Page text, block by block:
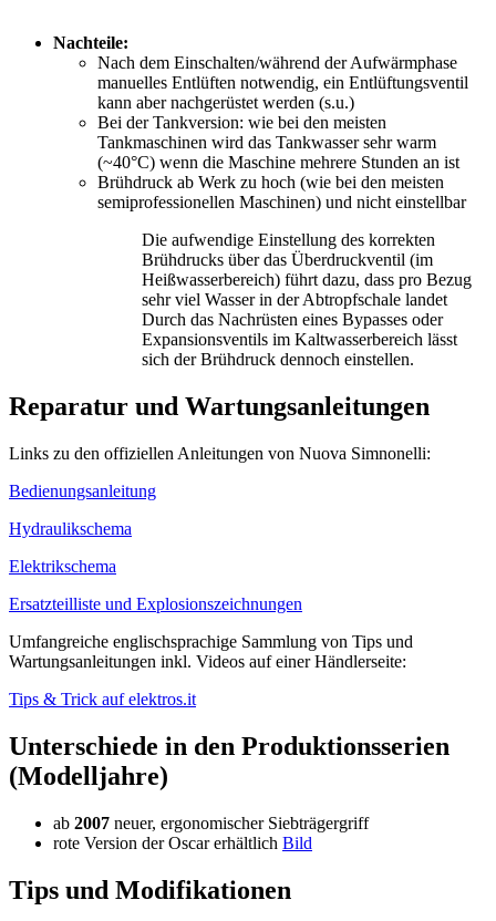
Nachteile:
Nach dem Einschalten/während der Aufwärmphase
manuelles Entlüften notwendig, ein Entlüftungsventil
kann aber nachgerüstet werden (s.u.)
Bei der Tankversion: wie bei den meisten
Tankmaschinen wird das Tankwasser sehr warm
(~40°C) wenn die Maschine mehrere Stunden an ist
Brühdruck ab Werk zu hoch (wie bei den meisten
semiprofessionellen Maschinen) und nicht einstellbar
Die aufwendige Einstellung des korrekten
Brühdrucks über das Überdruckventil (im
Heißwasserbereich) führt dazu, dass pro Bezug
sehr viel Wasser in der Abtropfschale landet
Durch das Nachrüsten eines Bypasses oder
Expansionsventils im Kaltwasserbereich lässt
sich der Brühdruck dennoch einstellen.
Reparatur und Wartungsanleitungen
Links zu den offiziellen Anleitungen von Nuova Simnonelli:
Bedienungsanleitung
Hydraulikschema
Elektrikschema
Ersatzteilliste und Explosionszeichnungen
Umfangreiche englischsprachige Sammlung von Tips und
Wartungsanleitungen inkl. Videos auf einer Händlerseite:
Tips & Trick auf elektros.it
Unterschiede in den Produktionsserien
(Modelljahre)
ab 2007 neuer, ergonomischer Siebträgergriff
rote Version der Oscar erhältlich Bild
Tips und Modifikationen